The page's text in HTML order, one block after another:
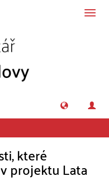
které
projektu Lata